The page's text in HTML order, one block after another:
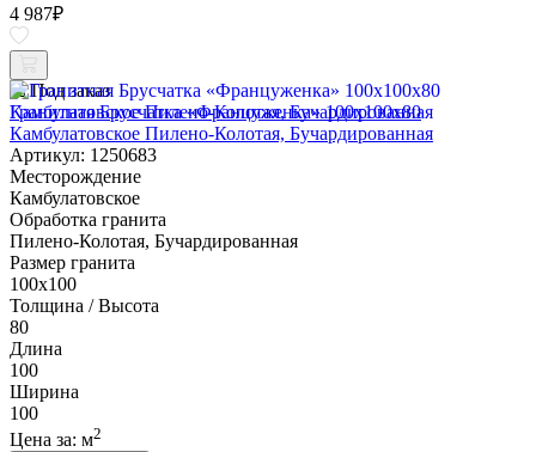
4 987₽
Под заказ
Гранитная Брусчатка «Француженка» 100х100x80
Камбулатовское Пилено-Колотая, Бучардированная
Артикул: 1250683
Месторождение
Камбулатовское
Обработка гранита
Пилено-Колотая, Бучардированная
Размер гранита
100х100
Толщина / Высота
80
Длина
100
Ширина
100
Цена за: м2